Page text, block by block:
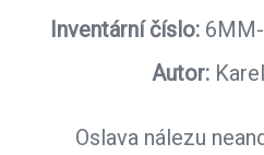
Inventární číslo:
Autor:
Oslava nálezu